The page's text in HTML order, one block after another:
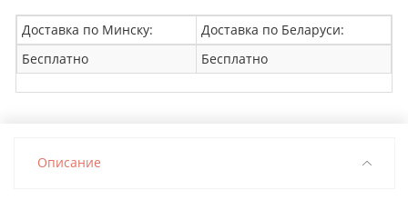
Доставка по Минску:
Доставка по Беларуси:
Бесплатно
Бесплатно
Описание